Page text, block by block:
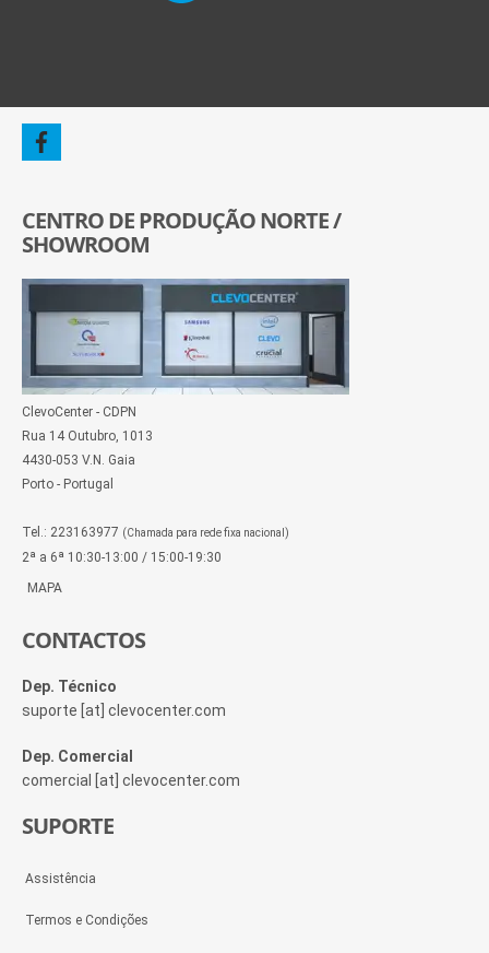
CENTRO DE PRODUÇÃO NORTE /
SHOWROOM
ClevoCenter - CDPN
Rua 14 Outubro, 1013
4430-053 V.N. Gaia
Porto - Portugal
Tel.: 223163977 (Chamada para rede fixa nacional)
2ª a 6ª 10:30-13:00 / 15:00-19:30
MAPA
CONTACTOS
Dep. Técnico
suporte [at] clevocenter.com
Dep. Comercial
comercial [at] clevocenter.com
SUPORTE
Assistência
Termos e Condições